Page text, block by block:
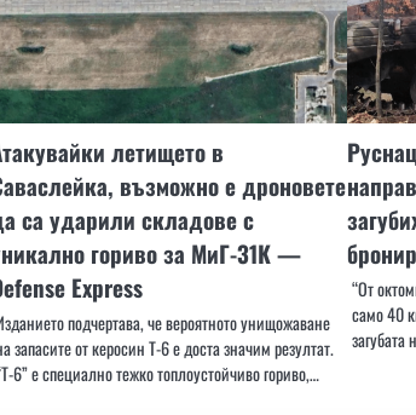
летището в
възможно е дроновете
са ударили складове с
гориво за МиГ-31К —
Express
подчертава, че вероятното унищожаване
запасите от керосин Т-6 е доста значим резултат.
6” е специално тежко топлоустойчиво гориво,…
“От
само 40
загубата